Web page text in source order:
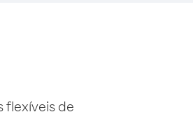
flexíveis de